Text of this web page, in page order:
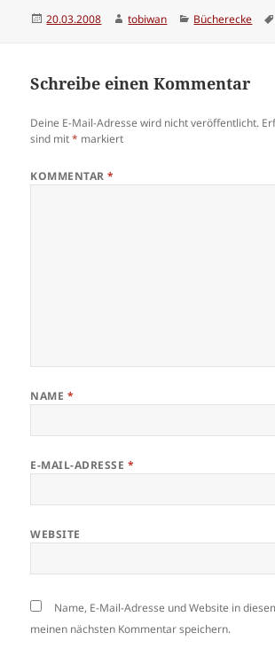
Veröffentlicht
20.03.2008 Autor
tobiwan Kategorien
Bücherecke
Schreibe einen Kommentar
Deine E-Mail-Adresse wird nicht veröffentlicht.
sind mit* markiert
KOMMENTAR*
NAME *
E-MAIL-ADRESSE *
WEBSITE
Name, E-Mail-Adresse und Website in
meinen nächsten Kommentar speichern.